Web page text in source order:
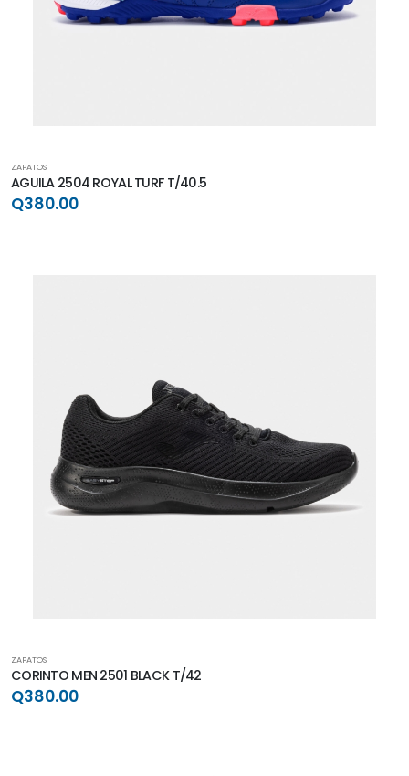
ZAPATOS
AGUILA 2504 ROYAL TURF T/40.5
Q380.00
ZAPATOS
CORINTO MEN 2501 BLACK T/42
Q380.00